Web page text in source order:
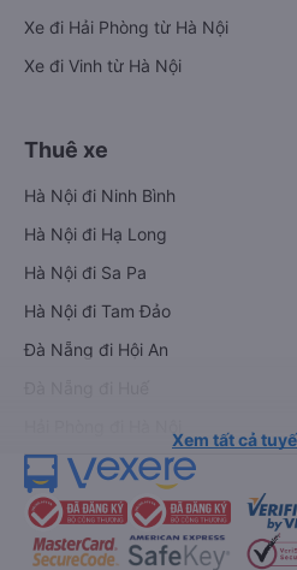
Xe đi Hải Phòng từ Hà Nội
Xe đi Vinh từ Hà Nội
Thuê xe
Hà Nội đi Ninh Bình
Hà Nội đi Hạ Long
Hà Nội đi Sa Pa
Hà Nội đi Tam Đảo
Đà Nẵng đi Hội An
Xem tất cả